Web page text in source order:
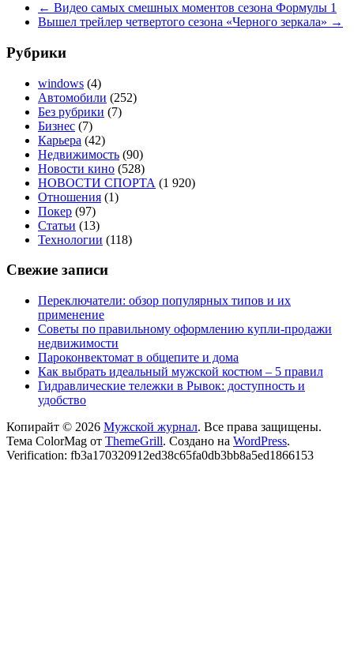
← Видео самых смешных моментов сезона Формулы 1
Вышел трейлер четвертого сезона «Черного зеркала» →
Рубрики
windows (4)
Автомобили (252)
Без рубрики (7)
Бизнес (7)
Карьера (42)
Недвижимость (90)
Новости кино (528)
НОВОСТИ СПОРТА (1 920)
Отношения (1)
Покер (97)
Статьи (13)
Технологии (118)
Свежие записи
Переключатели: обзор популярных типов и их
применение
Советы по правильному оформлению купли-продажи
недвижимости
Пароконвектомат в общепите и дома
Как выбрать идеальный мужской костюм – 5 правил
Гидравлические тележки в Рывок: доступность и
удобство
Копирайт © 2026 Мужской журнал. Все права защищены.
Тема ColorMag от ThemeGrill. Создано на WordPress.
Verification: fb3a170320912ed38c65fa0db3bb8a5ed1866153